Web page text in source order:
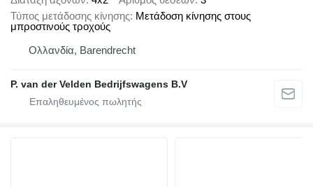
Τύπος μετάδοσης κίνησης Μετάδοση κίνησης στους
μπροστινούς τροχούς
Ολλανδία, Barendrecht
P. van der Velden Bedrijfswagens B.V